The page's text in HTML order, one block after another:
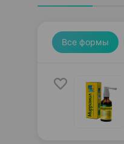
Все формы